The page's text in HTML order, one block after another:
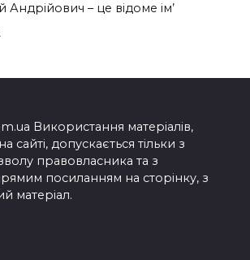
Андрійович – це відоме ім’
Використання матеріалів,
сайті, допускається тільки з
правовласника та з
посиланням на сторінку, з
матеріал.